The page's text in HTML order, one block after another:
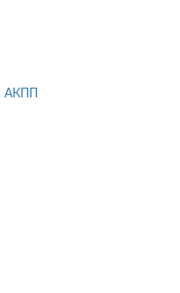
АКПП